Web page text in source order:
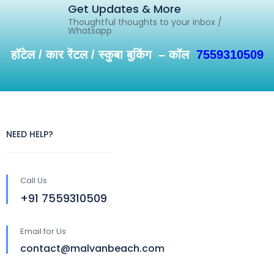
Get Updates & More
Thoughtful thoughts to your inbox /
Whatsapp
हॉटेल / कार रेंटल / स्कुबा बुकिंग – कॉल 7559310509
NEED HELP?
Call Us
+91 7559310509
Email for Us
contact@malvanbeach.com